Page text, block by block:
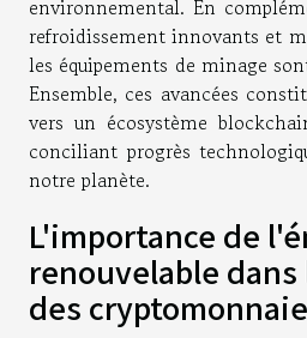
environnemental. En
refroidissement innovants et
les équipements de minage
Ensemble, ces avancées
vers un écosystème
conciliant progrès
notre planète.
L'importance de
renouvelable
des